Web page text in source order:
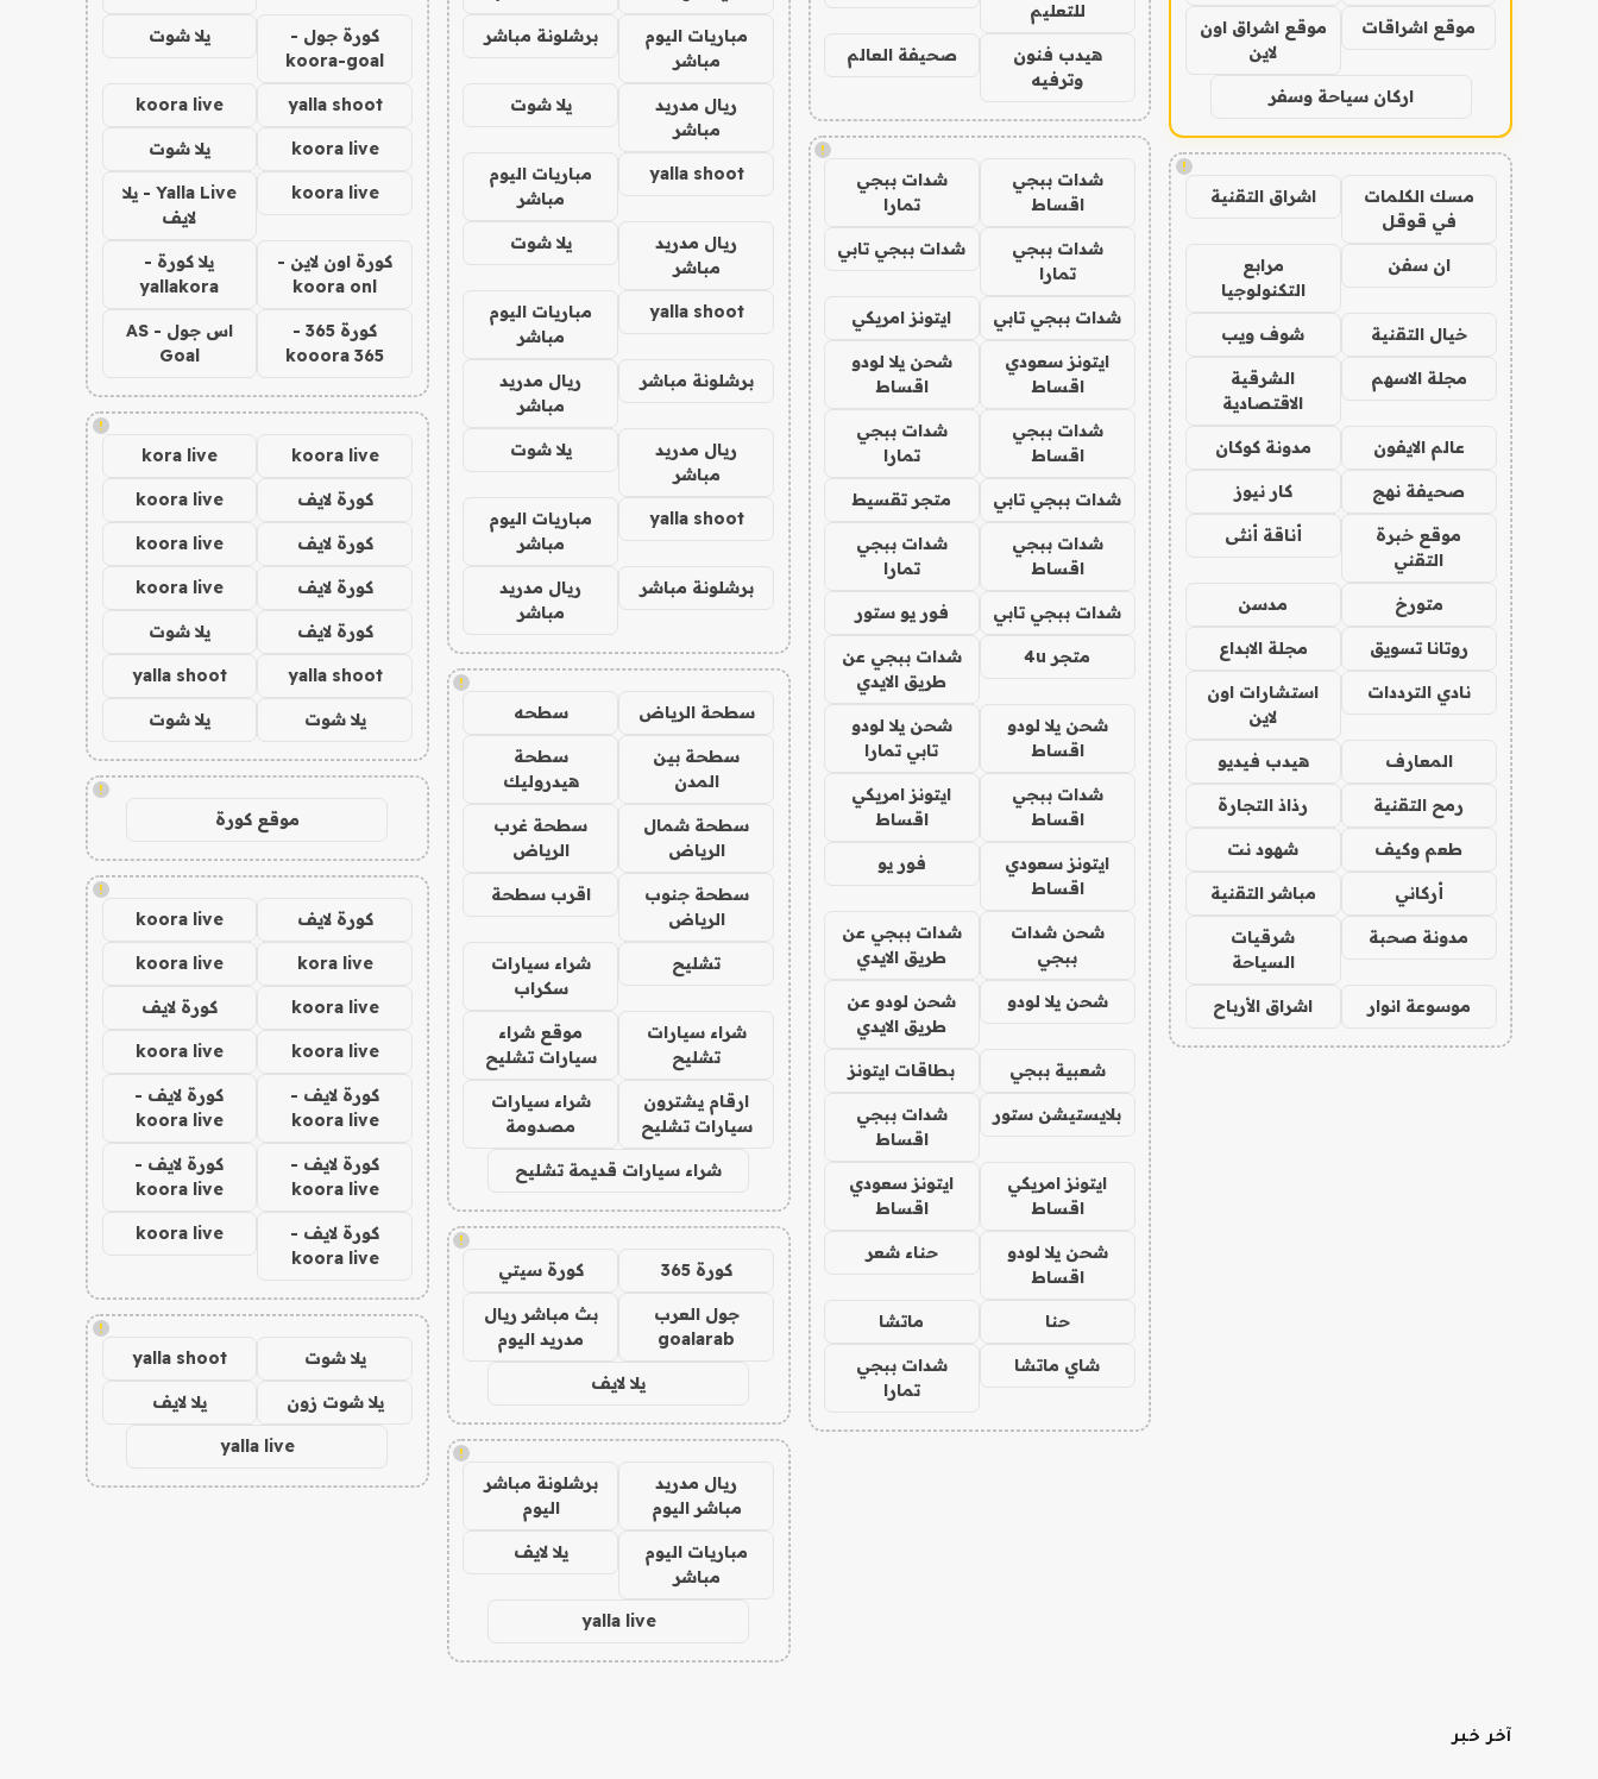
موقع اشراقات
موقع اشراق اون
لاين
اركان سياحة وسفر
!
مسك الكلمات
في قوقل
اشراق التقنية
ان سفن
مرابع
التكنولوجيا
خيال التقنية شوف ويب
مجلة الاسهم
الشرقية
الاقتصادية
عالم الايفون مدونة كوكان
صحيفة نهج كار نيوز
موقع خبرة
التقني
أناقة أنثى
متورخ مدسن
روتانا تسويق مجلة الابداع
نادي الترددات
استشارات اون
لاين
المعارف هيدب فيديو
رمح التقنية رذاذ التجارة
طعم وكيف شهود نت
أركاني مباشر التقنية
مدونة صحبة
شرقيات
السياحة
موسوعة انوار اشراق الأرباح
للتعليم
هيدب فنون
وترفيه
صحيفة العالم
!
شدات ببجي
اقساط
شدات ببجي
تمارا
شدات ببجي
تمارا
شدات ببجي تابي
شدات ببجي تابي ايتونز امريكي
ايتونز سعودي
اقساط
شحن يلا لودو
اقساط
شدات ببجي
اقساط
شدات ببجي
تمارا
شدات ببجي تابي متجر تقسيط
شدات ببجي
اقساط
شدات ببجي
تمارا
شدات ببجي تابي فور يو ستور
متجر 4u
شدات ببجي عن
طريق الايدي
شحن يلا لودو
اقساط
شحن يلا لودو
تابي تمارا
شدات ببجي
اقساط
ايتونز امريكي
اقساط
ايتونز سعودي
اقساط
فور يو
شحن شدات
ببجي
شدات ببجي عن
طريق الايدي
شحن يلا لودو
شحن لودو عن
طريق الايدي
شعبية ببجي بطاقات ايتونز
بلايستيشن ستور
شدات ببجي
اقساط
ايتونز امريكي
اقساط
ايتونز سعودي
اقساط
شحن يلا لودو
اقساط
حناء شعر
حنا ماتشا
شاي ماتشا
شدات ببجي
تمارا
مباريات اليوم
مباشر
برشلونة مباشر
ريال مدريد
مباشر
يلا شوت
yalla shoot
مباريات اليوم
مباشر
ريال مدريد
مباشر
يلا شوت
yalla shoot
مباريات اليوم
مباشر
برشلونة مباشر
ريال مدريد
مباشر
ريال مدريد
مباشر
يلا شوت
yalla shoot
مباريات اليوم
مباشر
برشلونة مباشر
ريال مدريد
مباشر
!
سطحة الرياض سطحه
سطحة بين
المدن
سطحة
هيدروليك
سطحة شمال
الرياض
سطحة غرب
الرياض
سطحة جنوب
الرياض
اقرب سطحة
تشليح
شراء سيارات
سكراب
شراء سيارات
تشليح
موقع شراء
سيارات تشليح
ارقام يشترون
سيارات تشليح
شراء سيارات
مصدومة
شراء سيارات قديمة تشليح
!
كورة 365 كورة سيتي
جول العرب
goalarab
بث مباشر ريال
مدريد اليوم
يلا لايف
!
ريال مدريد
مباشر اليوم
برشلونة مباشر
اليوم
مباريات اليوم
مباشر
يلا لايف
yalla live
كورة جول -
koora-goal
يلا شوت
yalla shoot
koora live
koora live يلا شوت
koora live
Yalla Live - يلا
لايف
كورة اون لاين -
koora onl
يلا كورة -
yallakora
كورة 365 -
kooora 365
اس جول - AS
Goal
!
koora live
kora live
كورة لايف koora live
كورة لايف koora live
كورة لايف koora live
كورة لايف يلا شوت
yalla shoot
yalla shoot
يلا شوت يلا شوت
!
موقع كورة
!
كورة لايف koora live
kora live
koora live
koora live كورة لايف
koora live
koora live
كورة لايف -
koora live
كورة لايف -
koora live
كورة لايف -
koora live
كورة لايف -
koora live
كورة لايف -
koora live
koora live
!
يلا شوت yalla shoot
يلا شوت زون يلا لايف
yalla live
آخر خبر